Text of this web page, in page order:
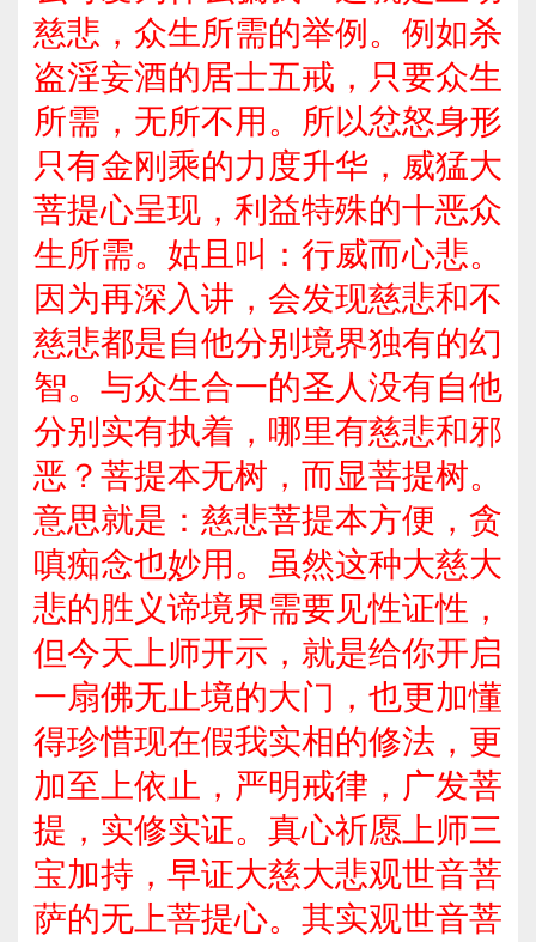
慈悲，众生所需的举例。例如杀
盗淫妄酒的居士五戒，只要众生
所需，无所不用。所以忿怒身形
只有金刚乘的力度升华，威猛大
菩提心呈现，利益特殊的十恶众
生所需。姑且叫：行威而心悲。
因为再深入讲，会发现慈悲和不
慈悲都是自他分别境界独有的幻
智。与众生合一的圣人没有自他
分别实有执着，哪里有慈悲和邪
恶？菩提本无树，而显菩提树。
意思就是：慈悲菩提本方便，贪
嗔痴念也妙用。虽然这种大慈大
悲的胜义谛境界需要见性证性，
但今天上师开示，就是给你开启
一扇佛无止境的大门，也更加懂
得珍惜现在假我实相的修法，更
加至上依止，严明戒律，广发菩
提，实修实证。真心祈愿上师三
宝加持，早证大慈大悲观世音菩
萨的无上菩提心。其实观世音菩